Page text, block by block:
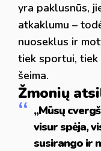
yra paklusnūs,
atkaklumu –
nuoseklus ir
tiek sportui, tiek
šeima.
Žmonių
„Mūsų
visur spėja,
susirango ir